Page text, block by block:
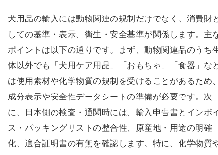
犬用品の輸入には動物関連の規制だけでなく、消費財
しての基準・表示、衛生・安全基準が関係します。主
ポイントは以下の通りです。まず、動物関連品のうち
体以外でも「犬用ケア用品」「おもちゃ」「食器」な
は使用素材や化学物質の規制を受けることがあるため
成分表示や安全性データシートの準備が必要です。次
に、日本側の検査・通関時には、輸入申告書とインボ
ス・パッキングリストの整合性、原産地・用途の明確
化、適合証明書の有無を確認します。特に、化学物質